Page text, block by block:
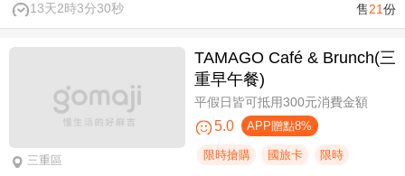
13天2時3分29秒 售21份
三重區
TAMAGO Café & Brunch(三
重早午餐)
平假日皆可抵用300元消費金額
5.0 APP贈點8%
限時搶購 國旅卡 限時